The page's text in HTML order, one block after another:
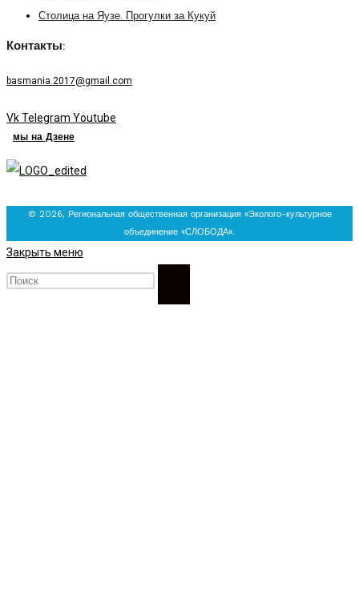
Столица на Яузе. Прогулки за Кукуй
Контакты:
basmania.2017@gmail.com
VkTelegram Youtube
мы на Дзене
© 2026, Региональная общественная организация «Эколого-культурное
объединение «СЛОБОДА».
Закрыть меню